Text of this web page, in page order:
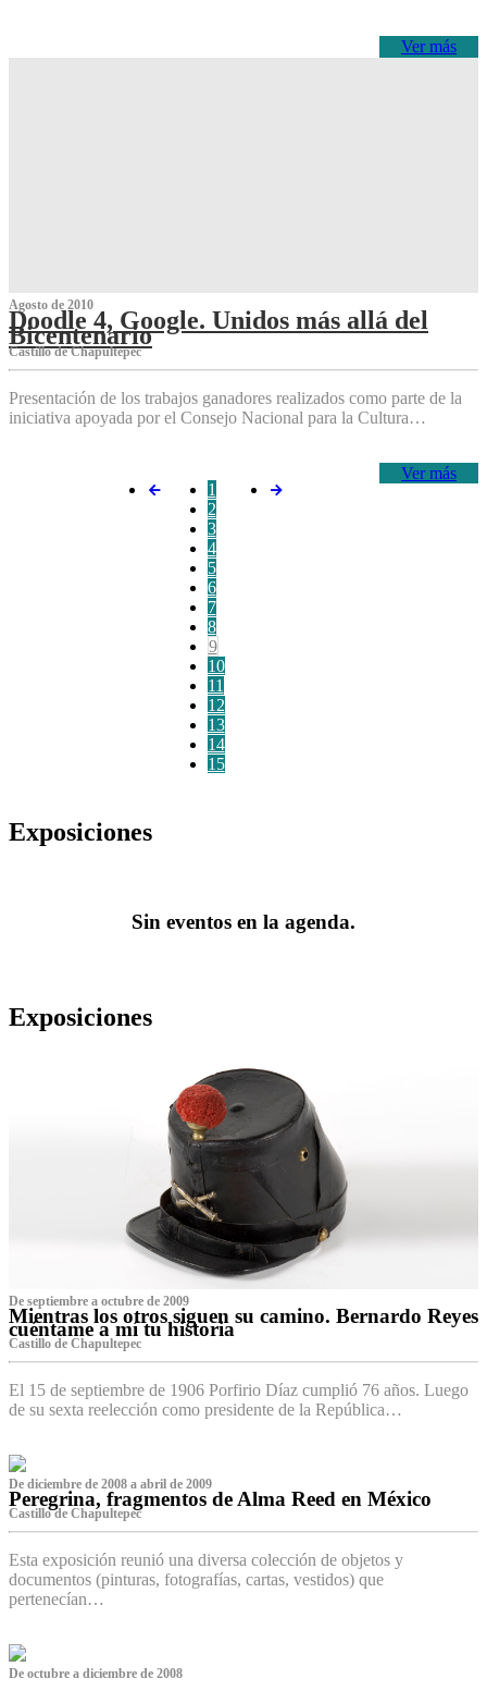
Ver más
Agosto de 2010
Doodle 4, Google. Unidos más allá del
Bicentenario
Castillo de Chapultepec
Presentación de los trabajos ganadores realizados como parte de la
iniciativa apoyada por el Consejo Nacional para la Cultura…
Ver más
1
2
3
4
5
6
7
8
9
10
11
12
13
14
15
Exposiciones
Sin eventos en la agenda.
Exposiciones
De septiembre a octubre de 2009
Mientras los otros siguen su camino. Bernardo Reyes
cuéntame a mí tu historia
Castillo de Chapultepec
El 15 de septiembre de 1906 Porfirio Díaz cumplió 76 años. Luego
de su sexta reelección como presidente de la República…
De diciembre de 2008 a abril de 2009
Peregrina, fragmentos de Alma Reed en México
Castillo de Chapultepec
Esta exposición reunió una diversa colección de objetos y
documentos (pinturas, fotografías, cartas, vestidos) que
pertenecían…
De octubre a diciembre de 2008